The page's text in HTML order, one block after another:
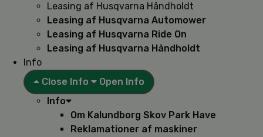
Leasing af Husqvarna Håndholdt
Leasing af Husqvarna Automower
Leasing af Husqvarna Ride On
Leasing af Husqvarna Håndholdt
Info
Close Info
Open Info
Info
Om Kalundborg Skov Park Have
Reklamationer af maskiner